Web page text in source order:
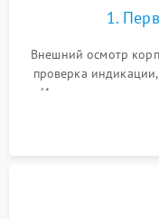
1.
Внешний осмотр
проверка
Измерение
реакции ИБП на